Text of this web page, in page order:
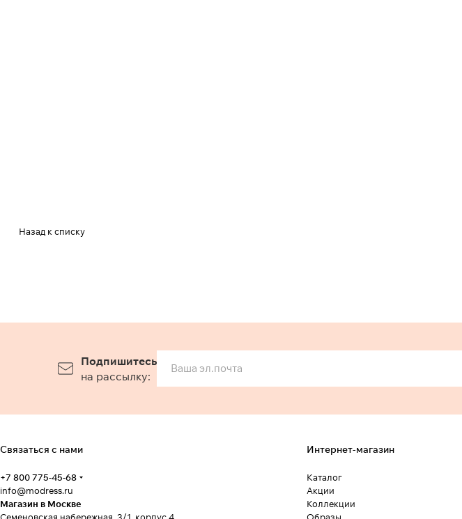
Назад к списку
Подпишитесь
на рассылку:
Связаться с нами
+7 800 775-45-68
info@modress.ru
Магазин в Москве
Интернет-магазин
Каталог
Акции
Коллекции